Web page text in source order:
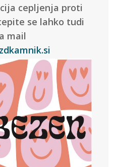
cepljenja proti
se lahko tudi
mail